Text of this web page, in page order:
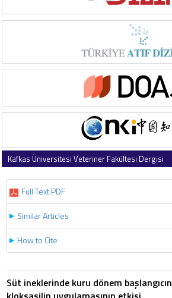
Kafkas Üniversitesi Veteriner Fakültesi Dergisi
Full Text PDF
Similar Articles
How to Cite
Süt ineklerinde kuru dönem